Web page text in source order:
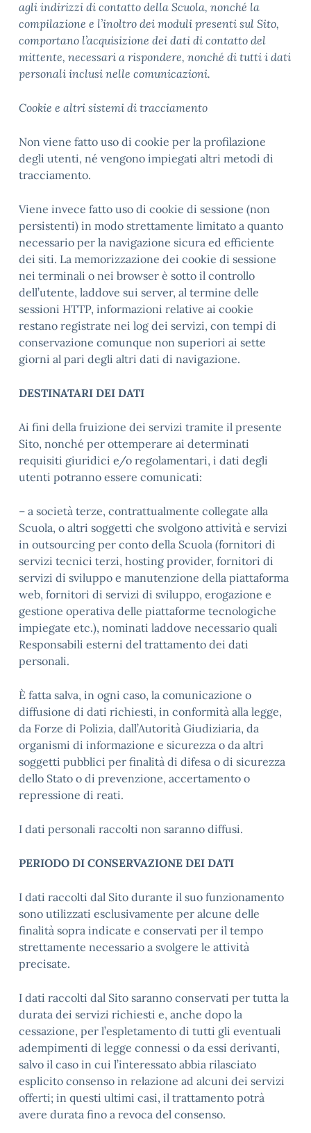
agli indirizzi di contatto della Scuola, nonché la
compilazione e l’inoltro dei moduli presenti sul Sito,
comportano l’acquisizione dei dati di contatto del
mittente, necessari a rispondere, nonché di tutti i dati
personali inclusi nelle comunicazioni.
Cookie e altri sistemi di tracciamento
Non viene fatto uso di cookie per la profilazione
degli utenti, né vengono impiegati altri metodi di
tracciamento.
Viene invece fatto uso di cookie di sessione (non
persistenti) in modo strettamente limitato a quanto
necessario per la navigazione sicura ed efficiente
dei siti. La memorizzazione dei cookie di sessione
nei terminali o nei browser è sotto il controllo
dell’utente, laddove sui server, al termine delle
sessioni HTTP, informazioni relative ai cookie
restano registrate nei log dei servizi, con tempi di
conservazione comunque non superiori ai sette
giorni al pari degli altri dati di navigazione.
DESTINATARI DEI DATI
Ai fini della fruizione dei servizi tramite il presente
Sito, nonché per ottemperare ai determinati
requisiti giuridici e/o regolamentari, i dati degli
utenti potranno essere comunicati:
– a società terze, contrattualmente collegate alla
Scuola, o altri soggetti che svolgono attività e servizi
in outsourcing per conto della Scuola (fornitori di
servizi tecnici terzi, hosting provider, fornitori di
servizi di sviluppo e manutenzione della piattaforma
web, fornitori di servizi di sviluppo, erogazione e
gestione operativa delle piattaforme tecnologiche
impiegate etc.), nominati laddove necessario quali
Responsabili esterni del trattamento dei dati
personali.
È fatta salva, in ogni caso, la comunicazione o
diffusione di dati richiesti, in conformità alla legge,
da Forze di Polizia, dall’Autorità Giudiziaria, da
organismi di informazione e sicurezza o da altri
soggetti pubblici per finalità di difesa o di sicurezza
dello Stato o di prevenzione, accertamento o
repressione di reati.
I dati personali raccolti non saranno diffusi.
PERIODO DI CONSERVAZIONE DEI DATI
I dati raccolti dal Sito durante il suo funzionamento
sono utilizzati esclusivamente per alcune delle
finalità sopra indicate e conservati per il tempo
strettamente necessario a svolgere le attività
precisate.
I dati raccolti dal Sito saranno conservati per tutta la
durata dei servizi richiesti e, anche dopo la
cessazione, per l’espletamento di tutti gli eventuali
adempimenti di legge connessi o da essi derivanti,
salvo il caso in cui l’interessato abbia rilasciato
esplicito consenso in relazione ad alcuni dei servizi
offerti; in questi ultimi casi, il trattamento potrà
avere durata fino a revoca del consenso.